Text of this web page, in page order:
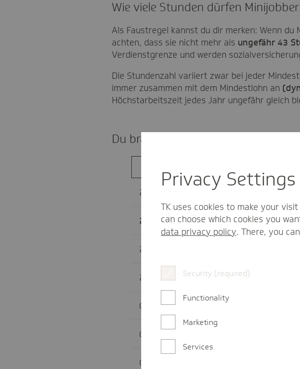
Wie viele Stunden dürfen
Als Faustregel kannst du dir merken: Wenn
achten, dass sie nicht mehr als ungefähr 43
Verdienstgrenze und werden
Die Stundenzahl variiert zwar bei jeder
immer zusammen mit dem Mindestlohn an
Höchstarbeitszeit jedes Jahr ungefähr gleich
Du brauchst die aktuellen und die
2027
2026
2025
2024
01.10.2022 – 31.12.2023
01.01. – 30.09.2022
01.07. – 31.12.2021
Privacy Settings
TK uses cookies to make your
can choose which cookies you
data privacy policy. There, you
Security (required)
Functionality
Marketing
Services